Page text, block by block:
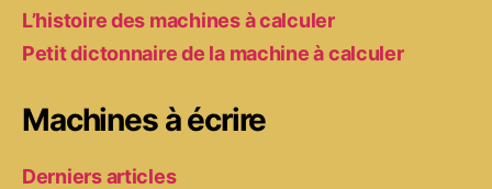
L’histoire des machines à calculer
Petit dictonnaire de la machine à calculer
Machines à écrire
Derniers articles